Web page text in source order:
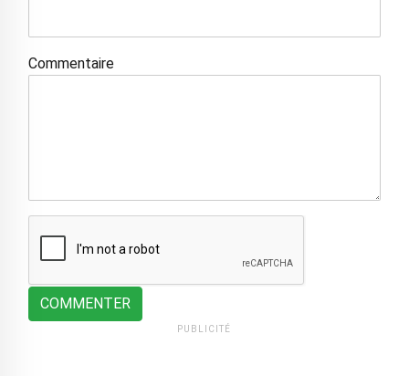
Commentaire
COMMENTER
PUBLICITÉ